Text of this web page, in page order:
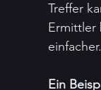
Treffer
Ermittler
Ein